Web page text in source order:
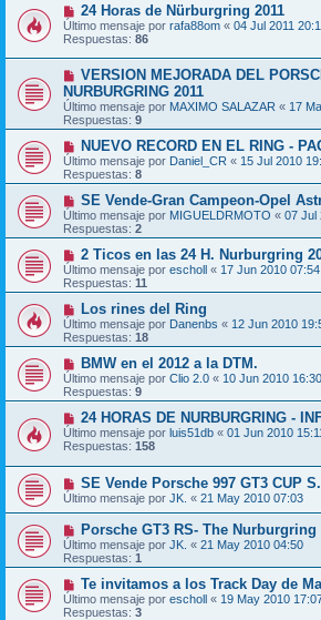
24 Horas de Nürburgring 2011
Último mensaje por rafa88om « 04 Jul 2011
Respuestas: 86
VERSION MEJORADA DEL
NURBURGRING 2011
Último mensaje por MAXIMO SALAZAR « 17
Respuestas: 9
NUEVO RECORD EN EL RING -
Último mensaje por Daniel_CR « 15 Jul 2010
Respuestas: 8
SE Vende-Gran Campeon-Opel
Último mensaje por MIGUELDRMOTO « 07 Jul
Respuestas: 2
2 Ticos en las 24 H. Nurburgring
Último mensaje por escholl « 17 Jun 2010 07:54
Respuestas: 11
Los rines del Ring
Último mensaje por Danenbs « 12 Jun 2010
Respuestas: 18
BMW en el 2012 a la DTM.
Último mensaje por Clio 2.0 « 10 Jun 2010 16:30
Respuestas: 9
24 HORAS DE NURBURGRING -
Último mensaje por luis51db « 01 Jun 2010 15:11
Respuestas: 158
SE Vende Porsche 997 GT3 CUP S.
Último mensaje por JK. « 21 May 2010 07:03
Porsche GT3 RS- The
Último mensaje por JK. « 21 May 2010 04:50
Respuestas: 1
Te invitamos a los Track Day de
Último mensaje por escholl « 19 May 2010
Respuestas: 3